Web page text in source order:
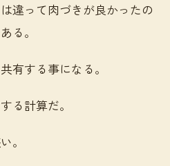
違って肉づきが良かったの
る。
有する事になる。
る計算だ。
。